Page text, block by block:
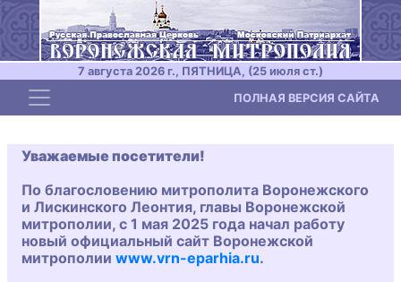
7 августа 2026 г., ПЯТНИЦА, (25 июля ст.)
Toggle navigation ПОЛНАЯ ВЕРСИЯ САЙТА
Уважаемые посетители!
По благословению митрополита Воронежского
и Лискинского Леонтия, главы Воронежской
митрополии, с 1 мая 2025 года начал работу
новый официальный сайт Воронежской
митрополии www.vrn-eparhia.ru.